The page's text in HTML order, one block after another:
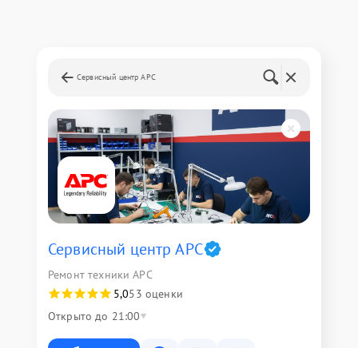
Сервисный центр APC
Сервисный центр APC
Ремонт техники APC
5,053 оценки
Открыто до 21:00